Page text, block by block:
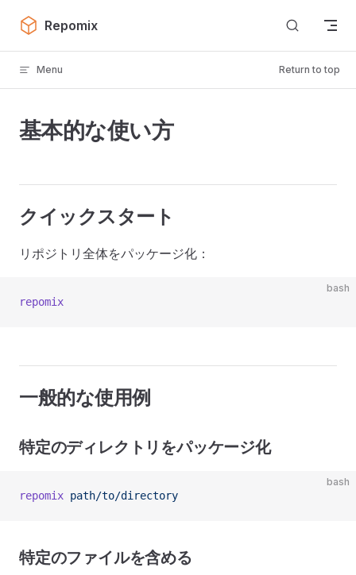
Skip to content
Repomix
Menu Return to top
基本的な使い方
クイックスタート
リポジトリ全体をパッケージ化：
bash
repomix
一般的な使用例
特定のディレクトリをパッケージ化
bash
repomix path/to/directory
特定のファイルを含める